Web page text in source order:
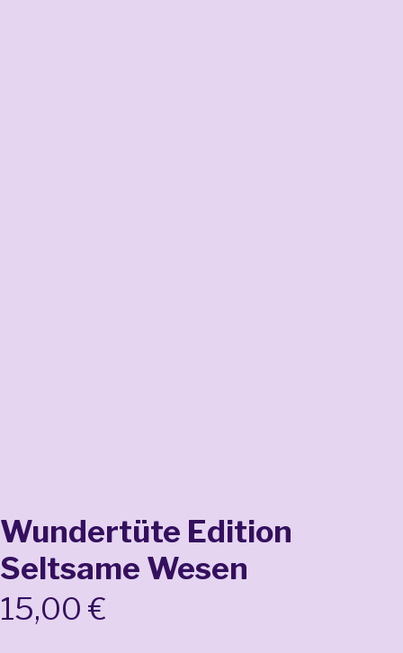
Wundertüte Edition
Seltsame Wesen
15,00 €
Seltsame
Wesen
Menge